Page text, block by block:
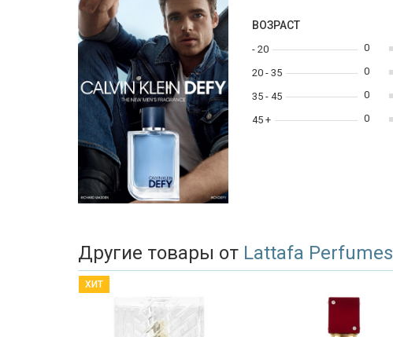
ВОЗРАСТ
- 20
20 - 35
35 - 45
45 +
0
0
0
0
Другие товары от Lattafa Perfumes
ХИТ